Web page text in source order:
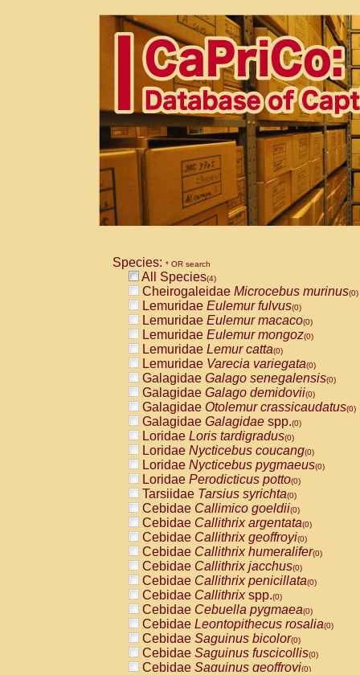
Species: * OR search
All Species(4)
Cheirogaleidae Microcebus murinus(0)
Lemuridae Eulemur fulvus(0)
Lemuridae Eulemur macaco(0)
Lemuridae Eulemur mongoz(0)
Lemuridae Lemur catta(0)
Lemuridae Varecia variegata(0)
Galagidae Galago senegalensis(0)
Galagidae Galago demidovii(0)
Galagidae Otolemur crassicaudatus(0)
Galagidae Galagidae spp.(0)
Loridae Loris tardigradus(0)
Loridae Nycticebus coucang(0)
Loridae Nycticebus pygmaeus(0)
Loridae Perodicticus potto(0)
Tarsiidae Tarsius syrichta(0)
Cebidae Callimico goeldii(0)
Cebidae Callithrix argentata(0)
Cebidae Callithrix geoffroyi(0)
Cebidae Callithrix humeralifer(0)
Cebidae Callithrix jacchus(0)
Cebidae Callithrix penicillata(0)
Cebidae Callithrixspp.(0)
Cebidae Cebuella pygmaea(0)
Cebidae Leontopithecus rosalia(0)
Cebidae Saguinus bicolor(0)
Cebidae Saguinus fuscicollis(0)
Cebidae Saguinus geoffroyi(0)